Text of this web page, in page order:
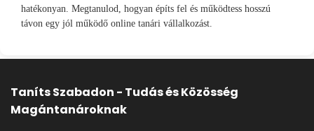
hatékonyan. Megtanulod, hogyan építs fel és működtess hosszú
távon egy jól működő online tanári vállalkozást.
Taníts Szabadon - Tudás és Közösség
Magántanároknak